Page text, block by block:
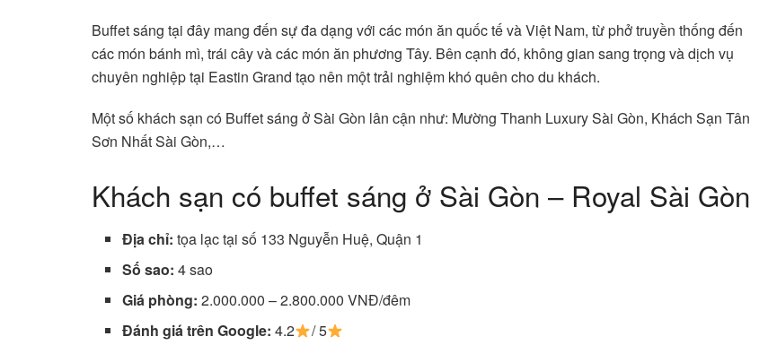
Buffet sáng tại đây mang đến sự đa dạng với các món ăn quốc tế và Việt Nam, từ phở truyền thống đến
các món bánh mì, trái cây và các món ăn phương Tây. Bên cạnh đó, không gian sang trọng và dịch vụ
chuyên nghiệp tại Eastin Grand tạo nên một trải nghiệm khó quên cho du khách.
Một số khách sạn có Buffet sáng ở Sài Gòn lân cận như: Mường Thanh Luxury Sài Gòn, Khách Sạn Tân
Sơn Nhất Sài Gòn,…
Khách sạn có buffet sáng ở Sài Gòn – Royal Sài Gòn
Địa chỉ:tọa lạc tại số 133 Nguyễn Huệ, Quận 1
Số sao:4 sao
Giá phòng:2.000.000 – 2.800.000 VNĐ/đêm
Đánh giá trên Google: 4.2 / 5